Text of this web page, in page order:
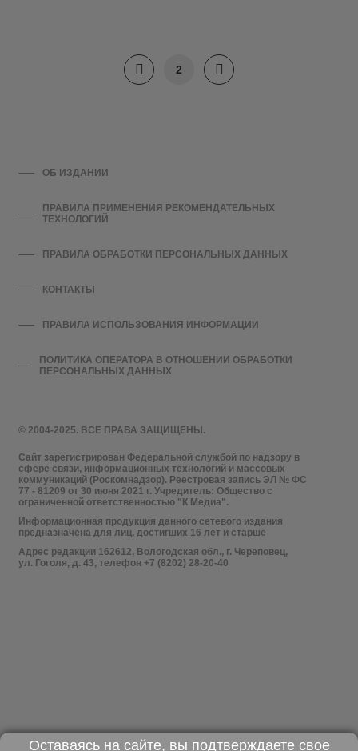
2
© 2004-2025. ВСЕ ПРАВА ЗАЩИЩЕНЫ.
Сайт зарегистрирован Федеральной службой по надзору в
сфере связи, информационных технологий и массовых
коммуникаций (Роскомнадзор). Реестровая запись ЭЛ № ФС
77 - 81209 от 30 июня 2021 г. Учредитель: Общество с
ограниченной ответственностью "К Медиа".
Информационная продукция данного сетевого издания
предназначена для лиц, достигших 16 лет и старше
Адрес редакции 162612, Вологодская обл., г. Череповец,
ул. Гоголя, д. 43, телефон +7 (8202) 28-20-40
ОБ ИЗДАНИИ
ПРАВИЛА ПРИМЕНЕНИЯ РЕКОМЕНДАТЕЛЬНЫХ
ТЕХНОЛОГИЙ
ПРАВИЛА ОБРАБОТКИ ПЕРСОНАЛЬНЫХ ДАННЫХ
КОНТАКТЫ
ПРАВИЛА ИСПОЛЬЗОВАНИЯ ИНФОРМАЦИИ
ПОЛИТИКА ОПЕРАТОРА В ОТНОШЕНИИ ОБРАБОТКИ
ПЕРСОНАЛЬНЫХ ДАННЫХ
Оставаясь на сайте, вы подтверждаете свое